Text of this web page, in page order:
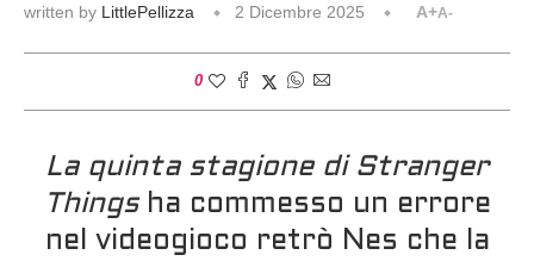
written by LittlePellizza 2 Dicembre 2025 A+A-
0
La quinta stagione di Stranger
Thingsha commesso un errore
nel videogioco retrò Nes che la